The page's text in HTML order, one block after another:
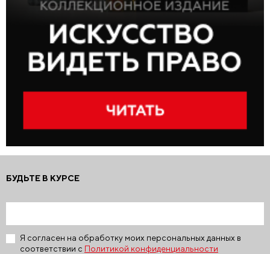
БУДЬТЕ В КУРСЕ
Я согласен на обработку моих персональных данных в
соответствии с Политикой конфиденциальности